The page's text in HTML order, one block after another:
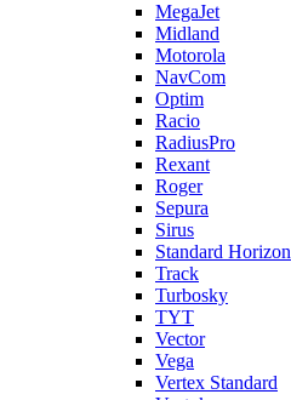
MegaJet
Midland
Motorola
NavCom
Optim
Racio
RadiusPro
Rexant
Roger
Sepura
Sirus
Standard Horizon
Track
Turbosky
TYT
Vector
Vega
Vertex Standard